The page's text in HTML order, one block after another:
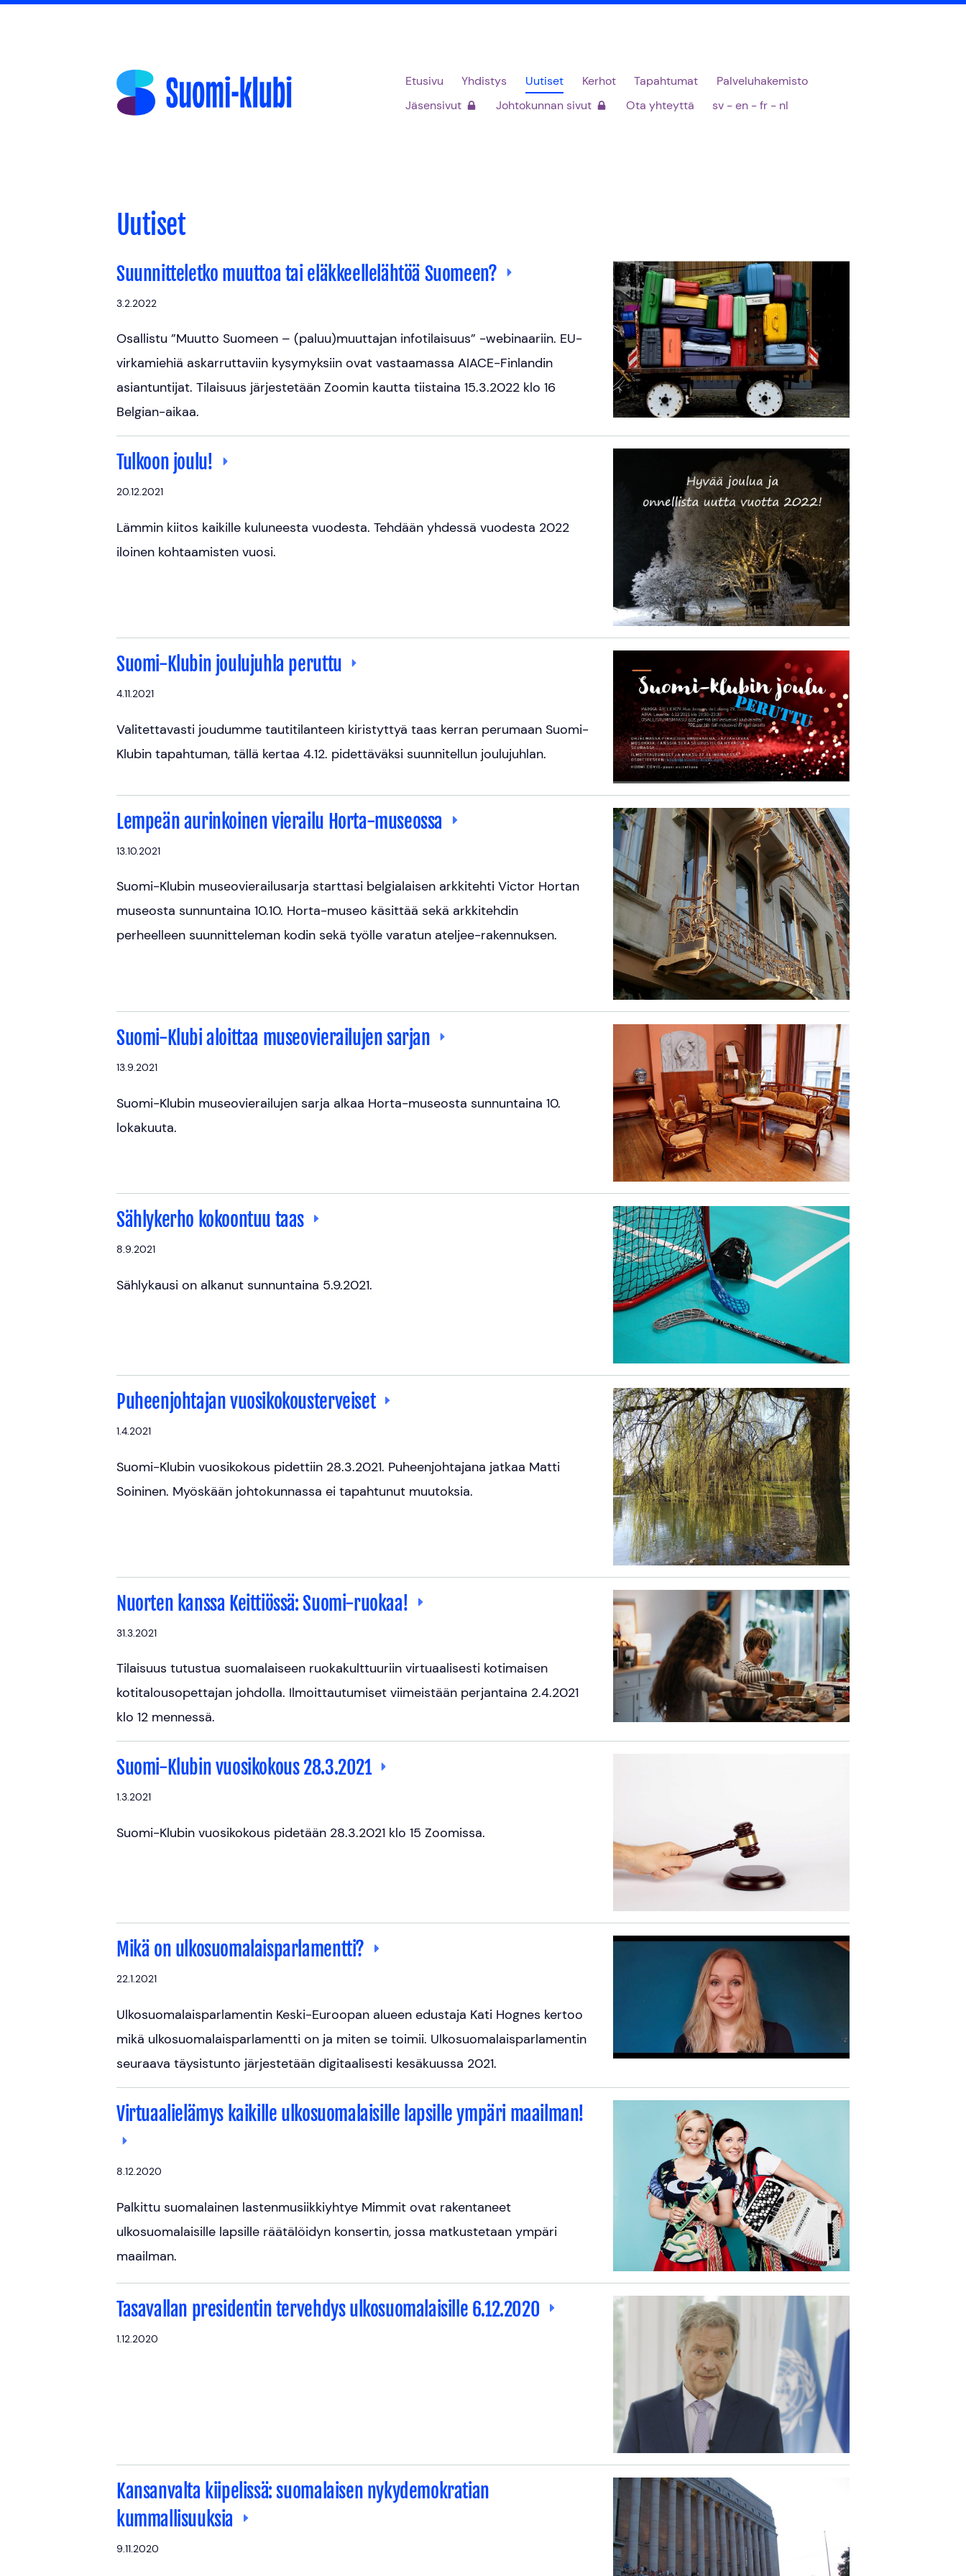
Suomi-klubi
Etusivu Yhdistys Uutiset Kerhot Tapahtumat
Palveluhakemisto
Jäsensivut
Johtokunnan sivut Ota yhteyttä sv - en - fr - nl
Uutiset
Suunnitteletko muuttoa tai eläkkeellelähtöä Suomeen?
3.2.2022
Osallistu ”Muutto Suomeen – (paluu)muuttajan infotilaisuus” -webinaariin. EU-
virkamiehiä askarruttaviin kysymyksiin ovat vastaamassa AIACE-Finlandin
asiantuntijat. Tilaisuus järjestetään Zoomin kautta tiistaina 15.3.2022 klo 16
Belgian-aikaa.
Tulkoon joulu!
20.12.2021
Lämmin kiitos kaikille kuluneesta vuodesta. Tehdään yhdessä vuodesta 2022
iloinen kohtaamisten vuosi.
Suomi-Klubin joulujuhla peruttu
4.11.2021
Valitettavasti joudumme tautitilanteen kiristyttyä taas kerran perumaan Suomi-
Klubin tapahtuman, tällä kertaa 4.12. pidettäväksi suunnitellun joulujuhlan.
Lempeän aurinkoinen vierailu Horta-museossa
13.10.2021
Suomi-Klubin museovierailusarja starttasi belgialaisen arkkitehti Victor Hortan
museosta sunnuntaina 10.10. Horta-museo käsittää sekä arkkitehdin
perheelleen suunnitteleman kodin sekä työlle varatun ateljee-rakennuksen.
Suomi-Klubi aloittaa museovierailujen sarjan
13.9.2021
Suomi-Klubin museovierailujen sarja alkaa Horta-museosta sunnuntaina 10.
lokakuuta.
Sählykerho kokoontuu taas
8.9.2021
Sählykausi on alkanut sunnuntaina 5.9.2021.
Puheenjohtajan vuosikokousterveiset
1.4.2021
Suomi-Klubin vuosikokous pidettiin 28.3.2021. Puheenjohtajana jatkaa Matti
Soininen. Myöskään johtokunnassa ei tapahtunut muutoksia.
Nuorten kanssa Keittiössä: Suomi-ruokaa!
31.3.2021
Tilaisuus tutustua suomalaiseen ruokakulttuuriin virtuaalisesti kotimaisen
kotitalousopettajan johdolla. Ilmoittautumiset viimeistään perjantaina 2.4.2021
klo 12 mennessä.
Suomi-Klubin vuosikokous 28.3.2021
1.3.2021
Suomi-Klubin vuosikokous pidetään 28.3.2021 klo 15 Zoomissa.
Mikä on ulkosuomalaisparlamentti?
22.1.2021
Ulkosuomalaisparlamentin Keski-Euroopan alueen edustaja Kati Hognes kertoo
mikä ulkosuomalaisparlamentti on ja miten se toimii. Ulkosuomalaisparlamentin
seuraava täysistunto järjestetään digitaalisesti kesäkuussa 2021.
Virtuaalielämys kaikille ulkosuomalaisille lapsille ympäri maailman!
8.12.2020
Palkittu suomalainen lastenmusiikkiyhtye Mimmit ovat rakentaneet
ulkosuomalaisille lapsille räätälöidyn konsertin, jossa matkustetaan ympäri
maailman.
Tasavallan presidentin tervehdys ulkosuomalaisille 6.12.2020
1.12.2020
Kansanvalta kiipelissä: suomalaisen nykydemokratian
kummallisuuksia
9.11.2020